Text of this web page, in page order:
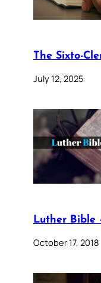
The Sixto-
July 12, 2025
Luther Bible
October 17, 2018